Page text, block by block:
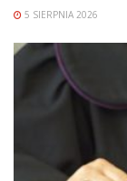
5 SIERPNIA 2026